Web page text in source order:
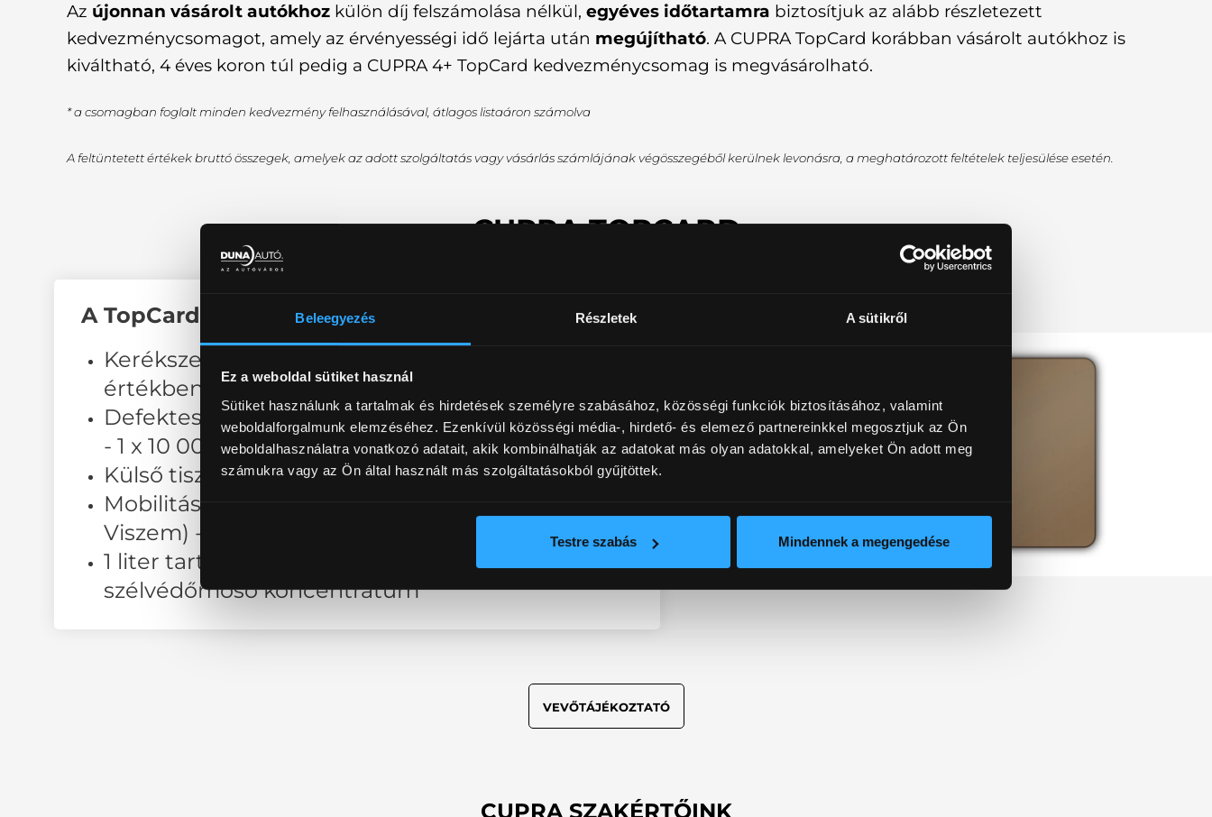
Beleegyezés Részletek A sütikről
Ez a weboldal sütiket használ
Sütiket használunk a tartalmak és hirdetések személyre szabásához, közösségi funkciók biztosításához, valamint
weboldalforgalmunk elemzéséhez. Ezenkívül közösségi média-, hirdető- és elemező partnereinkkel megosztjuk az Ön
weboldalhasználatra vonatkozó adatait, akik kombinálhatják az adatokat más olyan adatokkal, amelyeket Ön adott meg
számukra vagy az Ön által használt más szolgáltatásokból gyűjtöttek.
Testre szabás Mindennek a megengedése
Az újonnan vásárolt autókhoz külön díj felszámolása nélkül, egyéves időtartamra biztosítjuk az alább részletezett
kedvezménycsomagot, amely az érvényességi idő lejárta után megújítható. A CUPRA TopCard korábban vásárolt autókhoz is
kiváltható, 4 éves koron túl pedig a CUPRA 4+ TopCard kedvezménycsomag is megvásárolható.
* a csomagban foglalt minden kedvezmény felhasználásával, átlagos listaáron számolva
A feltüntetett értékek bruttó összegek, amelyek az adott szolgáltatás vagy vásárlás számlájának végösszegéből kerülnek levonásra, a meghatározott feltételek teljesülése esetén.
CUPRA TOPCARD
A TopCard kedvezménycsomag tartalma
Kerékszerviz kedvezmény - 2 x 15 000 Ft
értékben
Defektes gumiabroncs cseréje kedvezményesen
- 1 x 10 000 Ft értékben
Külső tisztítás
Mobilitás kedvezmény (csereautó vagy Hozom-
Viszem) - 1 x 25 000 Ft értékben
1 liter tartalék motorolaj vagy 1 liter téli
szélvédőmosó koncentrátum
VEVŐTÁJÉKOZTATÓ
CUPRA SZAKÉRTŐINK